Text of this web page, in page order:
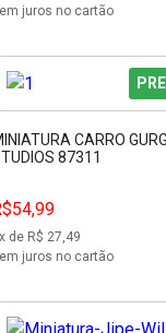
juros no cartão
CARRO
87311
x de R$ 27,49
juros no cartão